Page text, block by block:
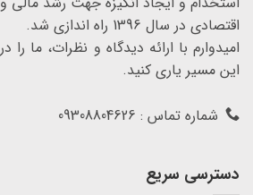
اقتصادی در سال 1396 راه اندازی شد.
امیدوارم با ارائه دیدگاه و نظرات، ما را در
این مسیر یاری کنید.
شماره تماس : 09308804626
دسترسی سریع